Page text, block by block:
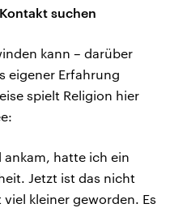
suchen
kann – darüber
eigener Erfahrung
spielt Religion hier
ankam, hatte ich ein
Jetzt ist das nicht
kleiner geworden. Es